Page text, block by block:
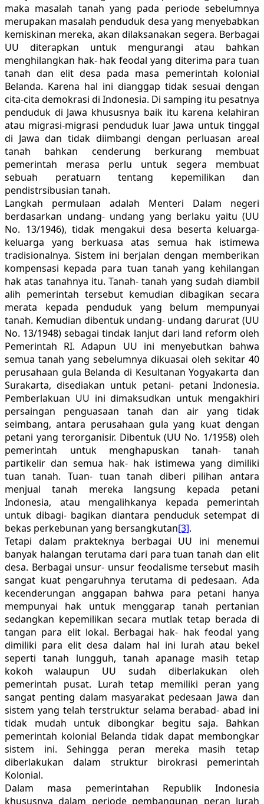
maka masalah tanah yang pada periode sebelumnya
merupakan masalah penduduk desa yang menyebabkan
kemiskinan mereka, akan dilaksanakan segera. Berbagai
UU diterapkan untuk mengurangi atau bahkan
menghilangkan hak- hak feodal yang diterima para tuan
tanah dan elit desa pada masa pemerintah kolonial
Belanda. Karena hal ini dianggap tidak sesuai dengan
cita-cita demokrasi di Indonesia. Di samping itu pesatnya
penduduk di Jawa khususnya baik itu karena kelahiran
atau migrasi-migrasi penduduk luar Jawa untuk tinggal
di Jawa dan tidak diimbangi dengan perluasan areal
tanah bahkan cenderung berkurang membuat
pemerintah merasa perlu untuk segera membuat
sebuah peratuarn tentang kepemilikan dan
pendistrsibusian tanah.
Langkah permulaan adalah Menteri Dalam negeri
berdasarkan undang- undang yang berlaku yaitu (UU
No. 13/1946), tidak mengakui desa beserta keluarga-
keluarga yang berkuasa atas semua hak istimewa
tradisionalnya. Sistem ini berjalan dengan memberikan
kompensasi kepada para tuan tanah yang kehilangan
hak atas tanahnya itu. Tanah- tanah yang sudah diambil
alih pemerintah tersebut kemudian dibagikan secara
merata kepada penduduk yang belum mempunyai
tanah. Kemudian dibentuk undang- undang darurat (UU
No. 13/1948) sebagai tindak lanjut dari land reform oleh
Pemerintah RI. Adapun UU ini menyebutkan bahwa
semua tanah yang sebelumnya dikuasai oleh sekitar 40
perusahaan gula Belanda di Kesultanan Yogyakarta dan
Surakarta, disediakan untuk petani- petani Indonesia.
Pemberlakuan UU ini dimaksudkan untuk mengakhiri
persaingan penguasaan tanah dan air yang tidak
seimbang, antara perusahaan gula yang kuat dengan
petani yang terorganisir. Dibentuk (UU No. 1/1958) oleh
pemerintah untuk menghapuskan tanah- tanah
partikelir dan semua hak- hak istimewa yang dimiliki
tuan tanah. Tuan- tuan tanah diberi pilihan antara
menjual tanah mereka langsung kepada petani
Indonesia, atau mengalihkanya kepada pemerintah
untuk dibagi- bagikan diantara penduduk setempat di
bekas perkebunan yang bersangkutan[3].
Tetapi dalam prakteknya berbagai UU ini menemui
banyak halangan terutama dari para tuan tanah dan elit
desa. Berbagai unsur- unsur feodalisme tersebut masih
sangat kuat pengaruhnya terutama di pedesaan. Ada
kecenderungan anggapan bahwa para petani hanya
mempunyai hak untuk menggarap tanah pertanian
sedangkan kepemilikan secara mutlak tetap berada di
tangan para elit lokal. Berbagai hak- hak feodal yang
dimiliki para elit desa dalam hal ini lurah atau bekel
seperti tanah lungguh, tanah apanage masih tetap
kokoh walaupun UU sudah diberlakukan oleh
pemerintah pusat. Lurah tetap memiliki peran yang
sangat penting dalam masyarakat pedesaan Jawa dan
sistem yang telah terstruktur selama berabad- abad ini
tidak mudah untuk dibongkar begitu saja. Bahkan
pemerintah kolonial Belanda tidak dapat membongkar
sistem ini. Sehingga peran mereka masih tetap
diberlakukan dalam struktur birokrasi pemerintah
Kolonial.
Dalam masa pemerintahan Republik Indonesia
khususnya dalam periode pembangunan peran lurah